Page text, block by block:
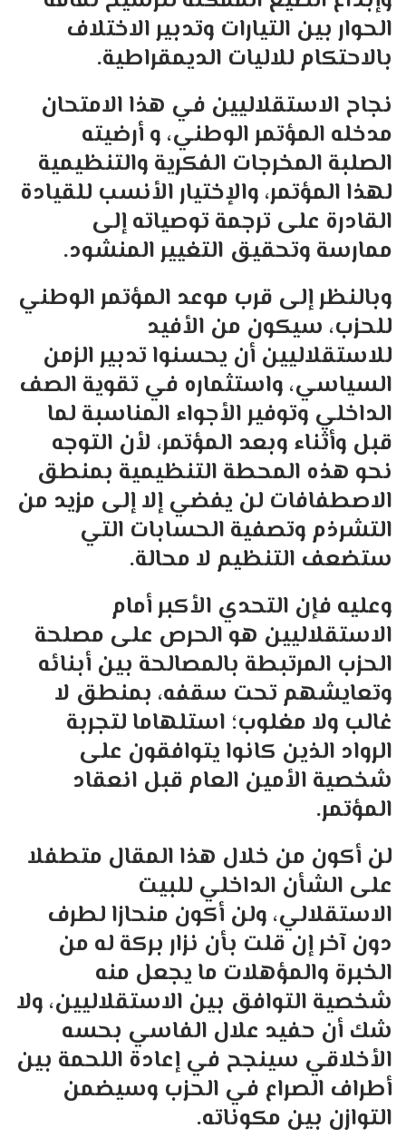
الحوار بين التيارات وتدبير الاختلاف
بالاحتكام للاليات الديمقراطية.
نجاح الاستقلاليين في هذا الامتحان
مدخله المؤتمر الوطني، و أرضيته
الصلبة المخرجات الفكرية والتنظيمية
لهذا المؤتمر، والإختيار الأنسب للقيادة
القادرة على ترجمة توصياته إلى
ممارسة وتحقيق التغيير المنشود.
وبالنظر إلى قرب موعد المؤتمر الوطني
للحزب، سيكون من الأفيد
للاستقلاليين أن يحسنوا تدبير الزمن
السياسي، واستثماره في تقوية الصف
الداخلي وتوفير الأجواء المناسبة لما
قبل وأثناء وبعد المؤتمر، لأن التوجه
نحو هذه المحطة التنظيمية بمنطق
الاصطفافات لن يفضي إلا إلى مزيد من
التشرذم وتصفية الحسابات التي
ستضعف التنظيم لا محالة.
وعليه فإن التحدي الأكبر أمام
الاستقلاليين هو الحرص على مصلحة
الحزب المرتبطة بالمصالحة بين أبنائه
وتعايشهم تحت سقفه، بمنطق لا
غالب ولا مغلوب؛ استلهاما لتجربة
الرواد الذين كانوا يتوافقون على
شخصية الأمين العام قبل انعقاد
المؤتمر.
لن أكون من خلال هذا المقال متطفلا
على الشأن الداخلي للبيت
الاستقلالي، ولن أكون منحازا لطرف
دون آخر إن قلت بأن نزار بركة له من
الخبرة والمؤهلات ما يجعل منه
شخصية التوافق بين الاستقلاليين، ولا
شك أن حفيد علال الفاسي بحسه
الأخلاقي سينجح في إعادة اللحمة بين
أطراف الصراع في الحزب وسيضمن
التوازن بين مكوناته.